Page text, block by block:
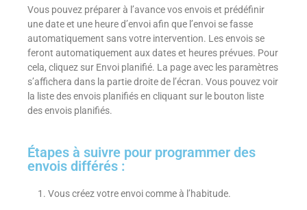
Vous pouvez préparer à l’avance vos envois et prédéfinir
une date et une heure d’envoi afin que l’envoi se fasse
automatiquement sans votre intervention. Les envois se
feront automatiquement aux dates et heures prévues. Pour
cela, cliquez sur Envoi planifié. La page avec les paramètres
s’affichera dans la partie droite de l’écran. Vous pouvez voir
la liste des envois planifiés en cliquant sur le bouton liste
des envois planifiés.
Étapes à suivre pour programmer des
envois différés :
Vous créez votre envoi comme à l’habitude.